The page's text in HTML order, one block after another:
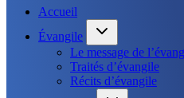
Accueil
Évangile
Le message de
Traités d’évangile
Récits d’évangile